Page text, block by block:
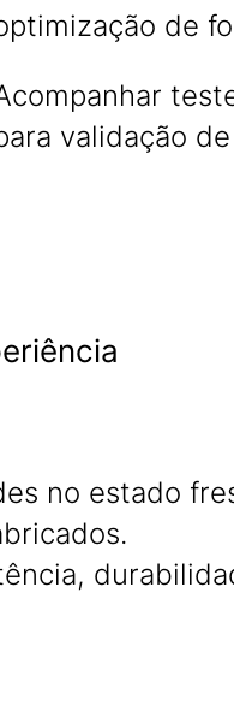
de
validação
no estado